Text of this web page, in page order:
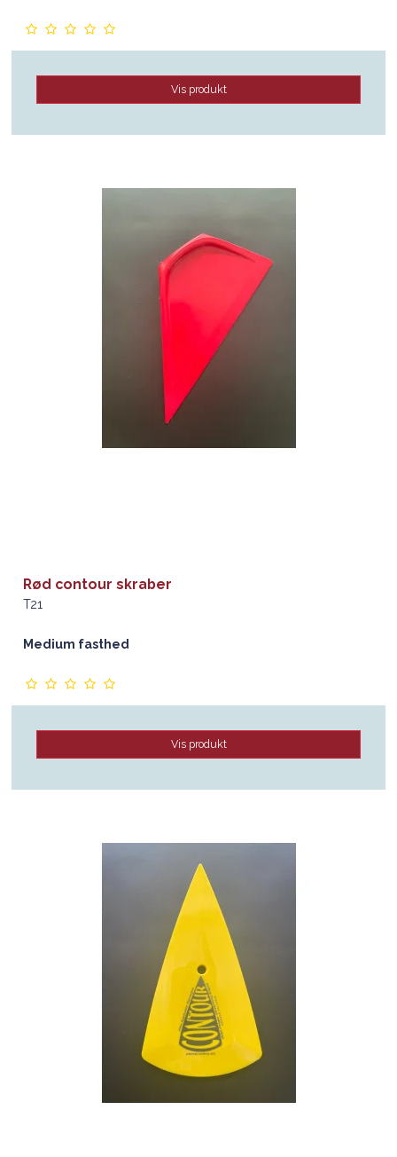
Vis produkt
Rød contour skraber
T21
Medium fasthed
Vis produkt